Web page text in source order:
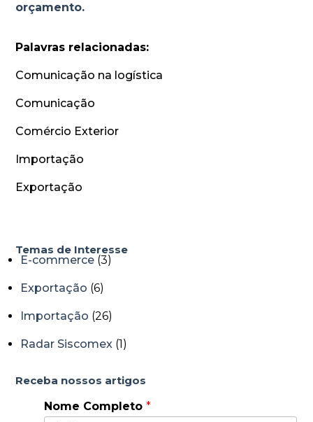
orçamento.
Palavras relacionadas:
Comunicação na logística
Comunicação
Comércio Exterior
Importação
Exportação
Temas de Interesse
E-commerce (3)
Exportação (6)
Importação (26)
Radar Siscomex (1)
Receba nossos artigos
Nome Completo*